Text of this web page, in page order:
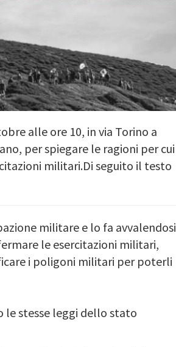
alle ore 10, in via Torino a
per spiegare le ragioni per cui
militari.Di seguito il testo
militare e lo fa avvalendosi
le esercitazioni militari,
i poligoni militari per poterli
le stesse leggi dello stato